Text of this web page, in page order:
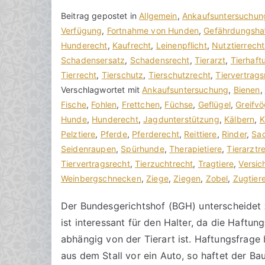
V
o
n
h
o
r
a
k
R
e
c
h
s
a
n
w
B
e
i
t
r
a
g
v
e
r
ö
f
e
n
t
l
Beitrag gepostet in Allgemein,
Verfügung, Fortnahme von Hunden,
Hunderecht, Kaufrecht, Leinenpflicht, Nutztierrecht
Schadensersatz, Schadensrecht, Tierarzt,
Tierrecht, Tierschutz, Tierschutzrecht,
Verschlagwortet mit Ankaufsuntersuchung, Bienen,
Fische, Fohlen, Frettchen, Füchse, Geflügel,
Hunde, Hunderecht,Jagdunterstützung, Kälbern,
Pelztiere, Pferde, Pferderecht, Reittiere, Rinder,
Seidenraupen, Spürhunde,Therapietiere,
Tiervertragsrecht,Tierzuchtrecht, Tragtiere,
Weinbergschnecken,Ziege,Ziegen, Zobel,
K
e
i
n
e
K
o
m
m
e
n
t
r
e
zu
Nutztierrecht
Der Bundesgerichtshof (BGH)
ist interessant für den Halter, da die
abhängig von der Tierart ist. Haftungsfrage
aus dem Stall vor ein Auto, so haftet der